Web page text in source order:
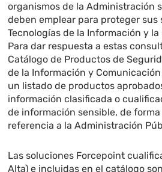
organismos de la Administración
deben emplear para proteger sus
Tecnologías de la Información y la
Para dar respuesta a estas
Catálogo de Productos de
de la Información y Comunicación
un listado de productos
información clasificada o
de información sensible, de
referencia a la Administración
Las soluciones Forcepoint
Alta) e incluidas en el catálogo